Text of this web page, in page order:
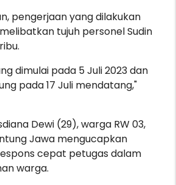
pengerjaan yang dilakukan
tujuh personel Sudin
dimulai pada 5 Juli 2023 dan
pada 17 Juli mendatang,"
Dewi (29), warga RW 03,
Jawa mengucapkan
cepat petugas dalam
warga.